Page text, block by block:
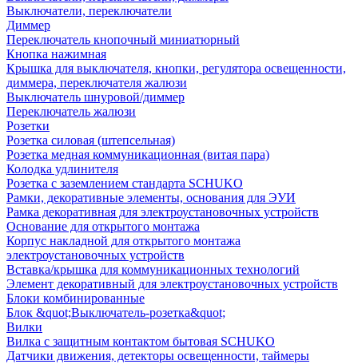
Выключатели, переключатели
Диммер
Переключатель кнопочный миниатюрный
Кнопка нажимная
Крышка для выключателя, кнопки, регулятора освещенности,
диммера, переключателя жалюзи
Выключатель шнуровой/диммер
Переключатель жалюзи
Розетки
Розетка силовая (штепсельная)
Розетка медная коммуникационная (витая пара)
Колодка удлинителя
Розетка с заземлением стандарта SCHUKO
Рамки, декоративные элементы, основания для ЭУИ
Рамка декоративная для электроустановочных устройств
Основание для открытого монтажа
Корпус накладной для открытого монтажа
электроустановочных устройств
Вставка/крышка для коммуникационных технологий
Элемент декоративный для электроустановочных устройств
Блоки комбинированные
Блок &quot;Выключатель-розетка&quot;
Вилки
Вилка с защитным контактом бытовая SCHUKO
Датчики движения, детекторы освещенности, таймеры